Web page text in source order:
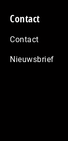
Contact
Contact
Nieuwsbrief